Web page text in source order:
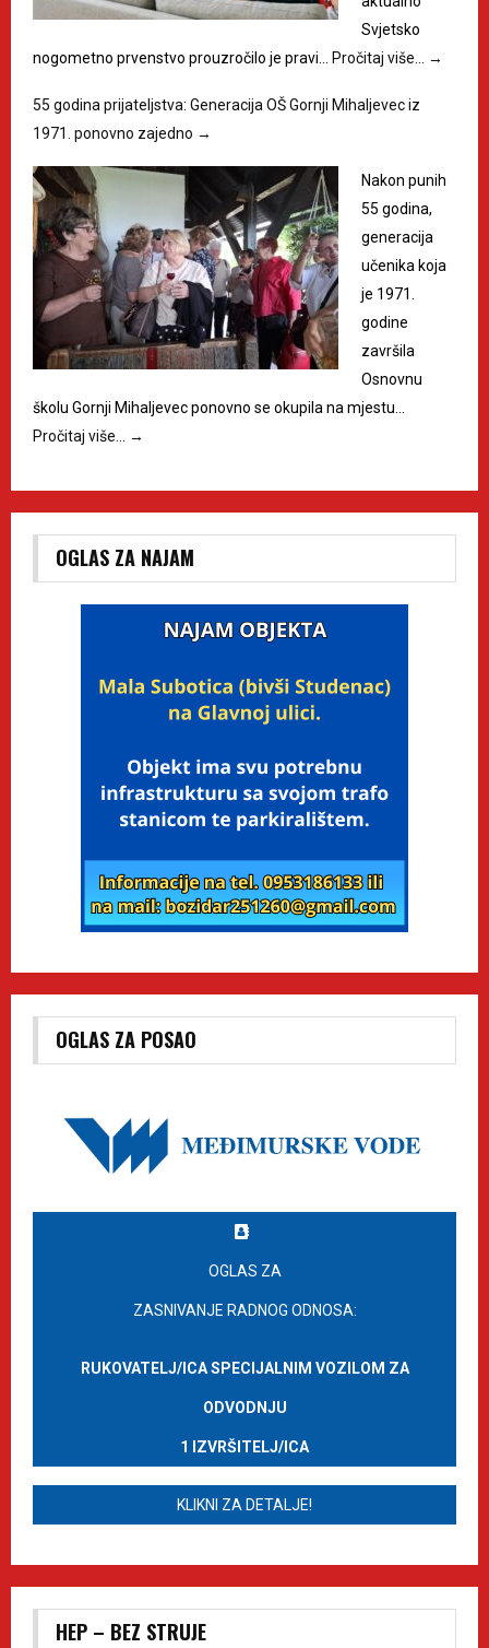
Svjetsko
nogometno prvenstvo prouzročilo je pravi…
Pročitaj više… →
55 godina prijateljstva: Generacija OŠ Gornji Mihaljevec iz
1971. ponovno zajedno →
Nakon punih
55 godina,
generacija
učenika koja
je 1971.
godine
završila
Osnovnu
školu Gornji Mihaljevec ponovno se okupila na mjestu…
Pročitaj više…
→
OGLAS ZA NAJAM
OGLAS ZA POSAO
OGLAS ZA
ZASNIVANJE RADNOG ODNOSA:
RUKOVATELJ/ICA SPECIJALNIM VOZILOM ZA
ODVODNJU
1 IZVRŠITELJ/ICA
KLIKNI ZA DETALJE!
HEP – BEZ STRUJE